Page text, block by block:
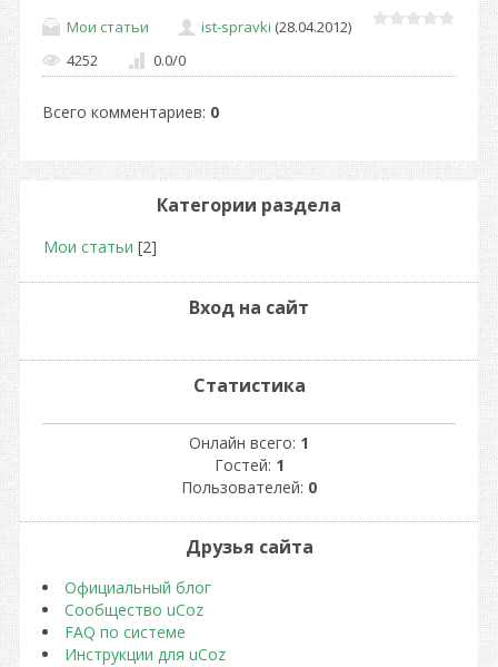
Мои статьи ist-spravki (28.04.2012)
4252
0.0/0
Всего комментариев: 0
Категории раздела
Мои статьи [2]
Вход на сайт
Статистика
Онлайн всего: 1
Гостей: 1
Пользователей: 0
Друзья сайта
Официальный блог
Сообщество uCoz
FAQ по системе
Инструкции для uCoz